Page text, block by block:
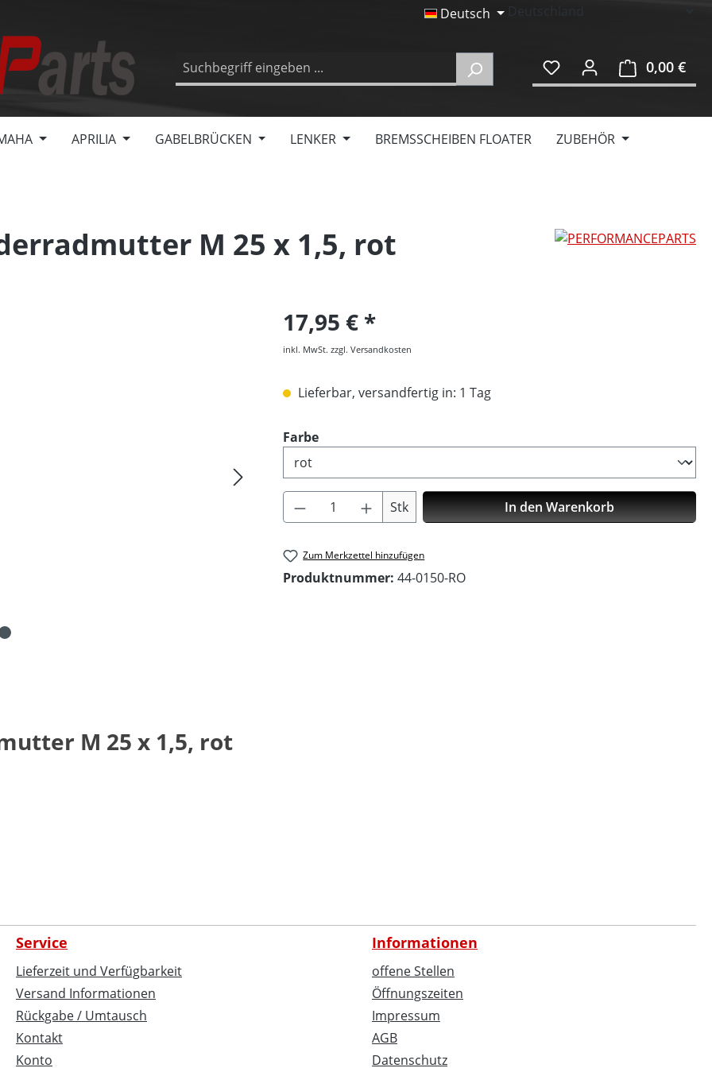
Deutsch
0,00 €
APRILIA GABELBRÜCKEN LENKER BREMSSCHEIBEN FLOATER ZUBEHÖR
M 25 x 1,5, rot
17,95 €
inkl. MwSt. zzgl. Versandkosten
Lieferbar, versandfertig in: 1 Tag
Farbeauswählen
Produkt Anzahl: Gib den gewünschten Wert
Stk In den Warenkorb
Zum Merkzettel hinzufügen
Produktnummer: 44-0150-RO
M 25 x 1,5, rot
Service
Lieferzeit und Verfügbarkeit
Versand Informationen
Rückgabe / Umtausch
Kontakt
Konto
Informationen
offene Stellen
Öffnungszeiten
Impressum
AGB
Datenschutz